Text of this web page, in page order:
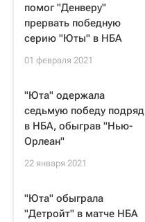
помог "Денверу"
прервать победную
серию "Юты" в НБА
01 февраля 2021
"Юта" одержала
седьмую победу подряд
в НБА, обыграв "Нью-
Орлеан"
22 января 2021
"Юта" обыграла
"Детройт" в матче НБА